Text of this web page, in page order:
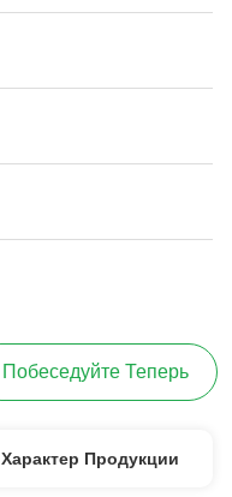
Побеседуйте Теперь
Характер Продукции